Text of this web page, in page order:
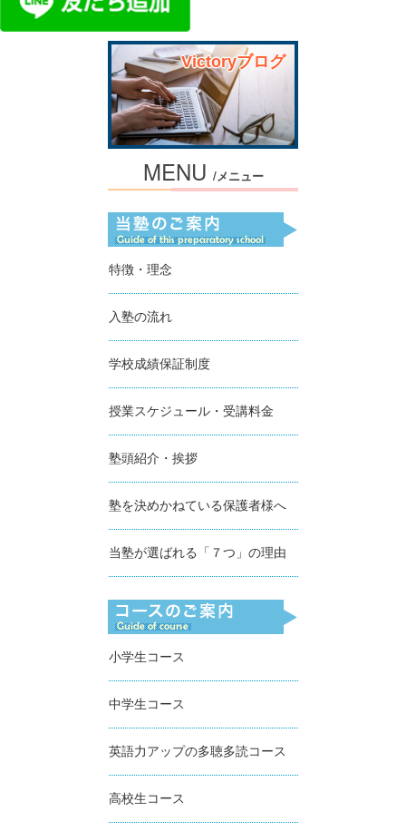
Victoryブログ
MENU /メニュー
特徴・理念
入塾の流れ
学校成績保証制度
授業スケジュール・受講料金
塾頭紹介・挨拶
塾を決めかねている保護者様へ
当塾が選ばれる「７つ」の理由
小学生コース
中学生コース
英語力アップの多聴多読コース
高校生コース